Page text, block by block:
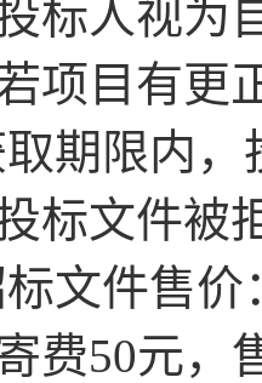
标人视为
项目有更
期限内
标文件被
文件售价
费50元，